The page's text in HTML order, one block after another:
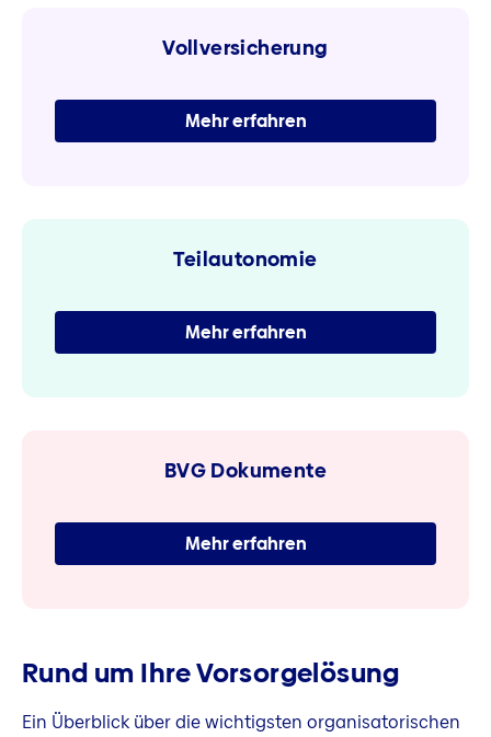
Vollversicherung
Mehr erfahren
Teilautonomie
Mehr erfahren
BVG Dokumente
Mehr erfahren
Rund um Ihre Vorsorgelösung
Ein Überblick über die wichtigsten organisatorischen